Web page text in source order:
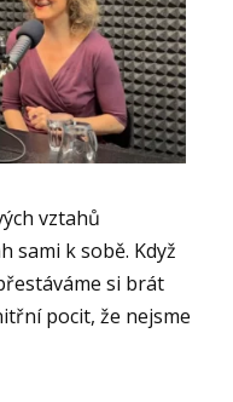
vztahů
sami k sobě. Když
si brát
pocit, že nejsme